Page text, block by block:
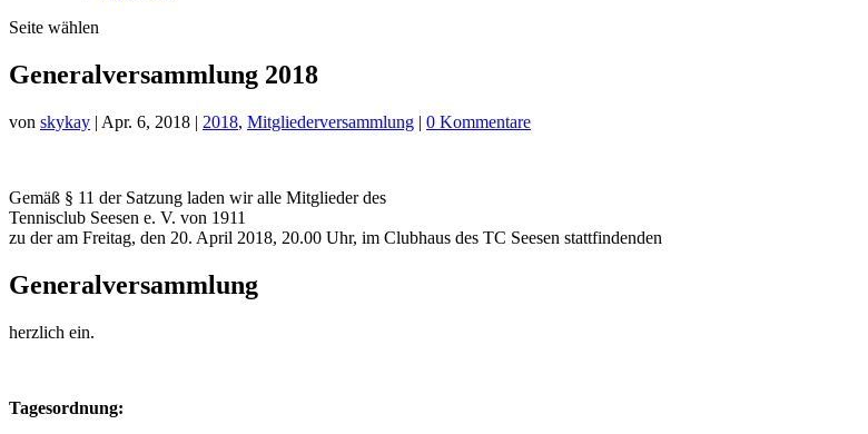
Seite wählen
Generalversammlung 2018
von skykay | Apr. 6, 2018 | 2018, Mitgliederversammlung | 0 Kommentare
Gemäß § 11 der Satzung laden wir alle Mitglieder des
Tennisclub Seesen e. V. von 1911
zu der am Freitag, den 20. April 2018, 20.00 Uhr, im Clubhaus des TC Seesen stattfindenden
Generalversammlung
herzlich ein.
Tagesordnung: